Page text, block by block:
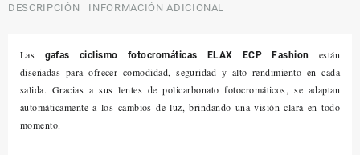
DESCRIPCIÓN INFORMACIÓN ADICIONAL
Las gafas ciclismo fotocromáticas ELAX ECP Fashion
están
diseñadas para ofrecer comodidad, seguridad y alto rendimiento en cada
salida. Gracias a sus lentes de policarbonato fotocromáticos, se adaptan
automáticamente a los cambios de luz, brindando una visión clara en todo
momento.